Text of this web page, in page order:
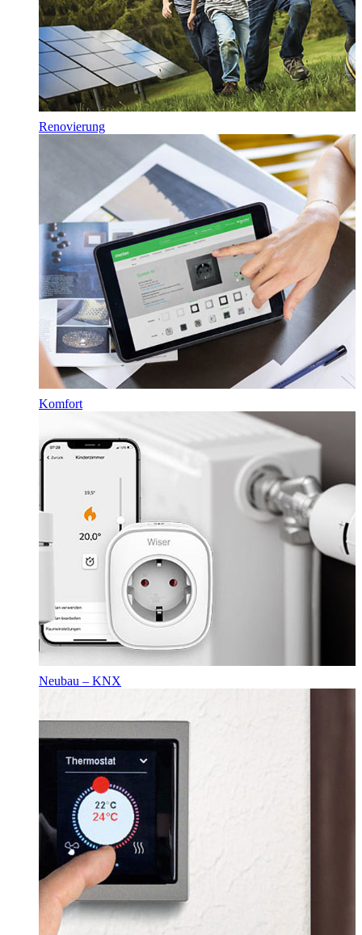
Renovierung
Komfort
Neubau – KNX